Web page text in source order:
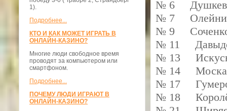
1).
Подробнее...
КТО И КАК МОЖЕТ ИГРАТЬ В
ОНЛАЙН-КАЗИНО?
Многие люди свободное время
проводят за компьютером или
смартфоном.
Подробнее...
ПОЧЕМУ ЛЮДИ ИГРАЮТ В
ОНЛАЙН-КАЗИНО?
№ 6
№ 7
№ 9
№ 11
№ 13
№ 14
№ 17
№ 18